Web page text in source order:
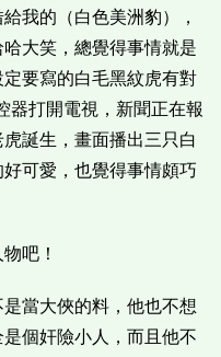
我的（白色美洲豹），
大笑，總覺得事情就是
要寫的白毛黑紋虎有對
器打開電視，新聞正在報
誕生，畫面播出三只白
可愛，也覺得事情頗巧
吧！
當大俠的料，他也不想
個奸險小人，而且他不